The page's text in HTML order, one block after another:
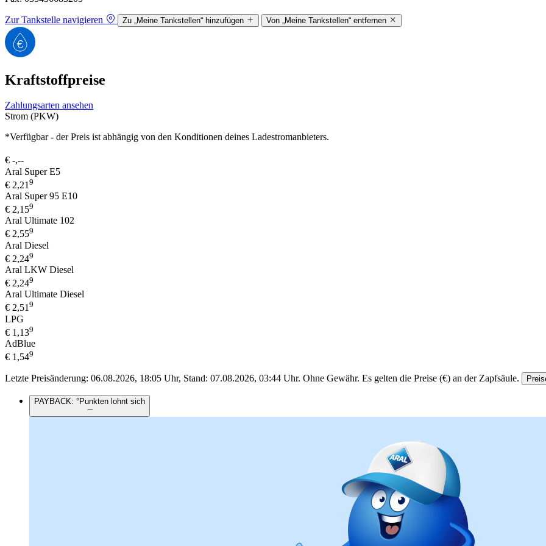
Zur Tankstelle navigieren Zu „Meine Tankstellen“ hinzufügen Von „Meine Tankstellen“ entfernen
Kraftstoffpreise
Zahlungsarten ansehen
Strom (PKW)
*Verfügbar - der Preis ist abhängig von den Konditionen deines Ladestromanbieters.
€ -,--
Aral Super E5
€ 2,21 9
Aral Super 95 E10
€ 2,159
Aral Ultimate 102
€ 2,559
Aral Diesel
€ 2,249
Aral LKW Diesel
€ 2,249
Aral Ultimate Diesel
€ 2,519
LPG
€ 1,139
AdBlue
€ 1,549
Letzte Preisänderung: 06.08.2026, 18:05 Uhr, Stand: 07.08.2026, 03:44 Uhr. Ohne Gewähr. Es gelten die Preise (€) an der Zapfsäule.
PAYBACK: °Punkten lohnt sich